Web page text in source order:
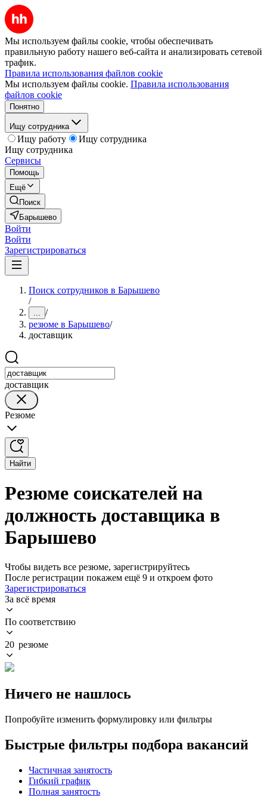
Мы используем файлы cookie, чтобы обеспечивать
правильную работу нашего веб-сайта и анализировать сетевой
трафик.
Правила использования файлов cookie
Мы используем файлы cookie. Правила использования
файлов cookie
Понятно
Ищу сотрудника
Ищу работу
Ищу сотрудника
Ищу сотрудника
Сервисы
Помощь
Ещё
Поиск
Барышево
Войти
Войти
Зарегистрироваться
Поиск сотрудников в Барышево
/
... /
резюме в Барышево/
доставщик
доставщик
Резюме
Найти
Резюме соискателей на
должность доставщика в
Барышево
Чтобы видеть все резюме, зарегистрируйтесь
После регистрации покажем ещё 9 и откроем фото
Зарегистрироваться
За всё время
По соответствию
20 резюме
Ничего не нашлось
Попробуйте изменить формулировку или фильтры
Быстрые фильтры подбора вакансий
Частичная занятость
Гибкий график
Полная занятость